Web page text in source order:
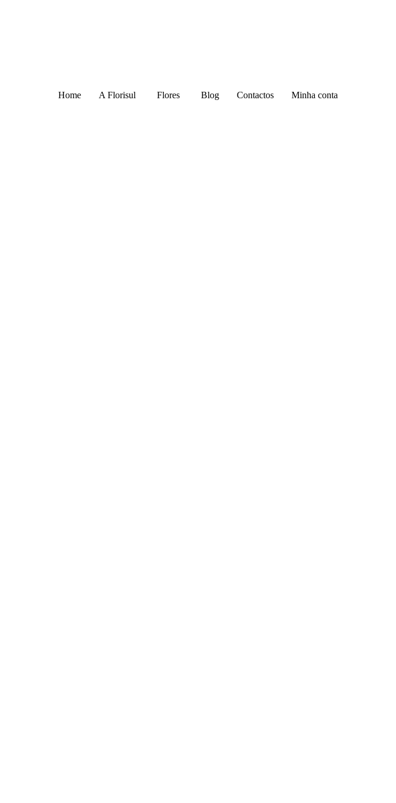
Home
A Florisul Flores Blog Contactos Minha conta